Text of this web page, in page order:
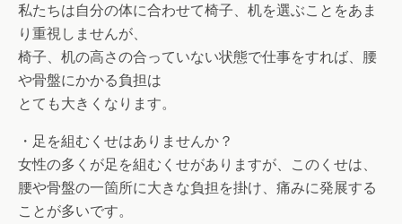
私たちは自分の体に合わせて椅子、机を選ぶことをあま
り重視しませんが、
椅子、机の高さの合っていない状態で仕事をすれば、腰
や骨盤にかかる負担は
とても大きくなります。
・足を組むくせはありませんか？
女性の多くが足を組むくせがありますが、このくせは、
腰や骨盤の一箇所に大きな負担を掛け、痛みに発展する
ことが多いです。